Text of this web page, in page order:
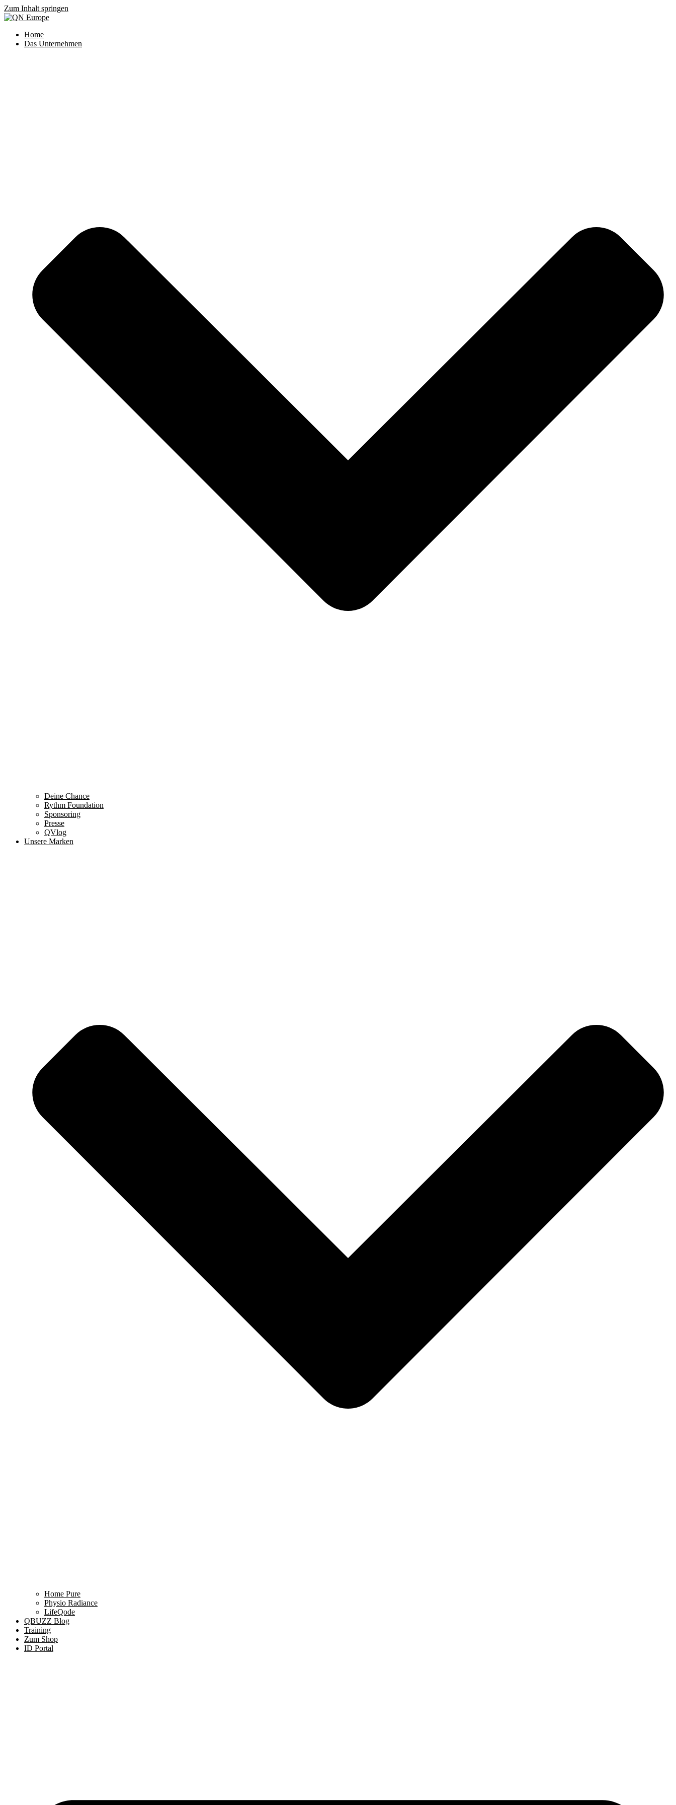
Zum Inhalt springen
Home
Das Unternehmen
Deine Chance
Rythm Foundation
Sponsoring
Presse
QVlog
Unsere Marken
Home Pure
Physio Radiance
LifeQode
QBUZZ Blog
Training
Zum Shop
ID Portal